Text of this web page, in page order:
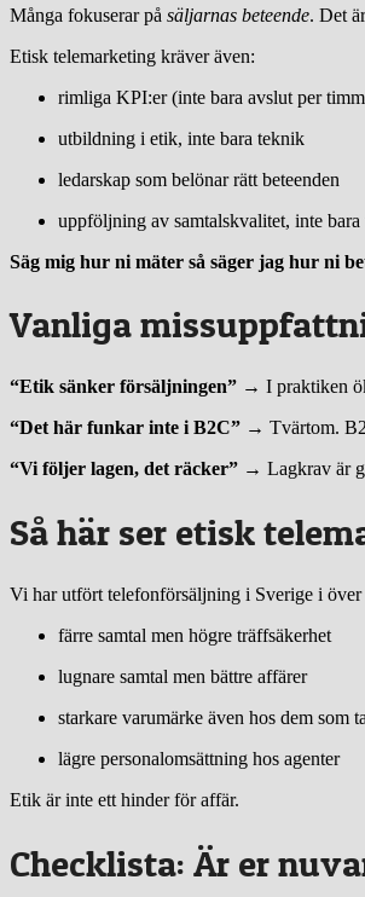
Många fokuserar på säljarnas beteende. Det
Etisk telemarketing kräver även:
rimliga KPI:er (inte bara avslut per
utbildning i etik, inte bara teknik
ledarskap som belönar rätt beteenden
uppföljning av samtalskvalitet, inte
Säg mig hur ni mäter så säger jag hur ni
Vanliga
“Etik sänker försäljningen” → I praktiken
“Det här funkar inte i B2C” → Tvärtom.
“Vi följer lagen, det räcker” → Lagkrav är
Så här ser etisk
Vi har utfört telefonförsäljning i Sverige i
färre samtal men högre träffsäkerhet
lugnare samtal men bättre affärer
starkare varumärke även hos dem som
lägre personalomsättning hos agenter
Etik är inte ett hinder för affär.
Checklista: Är er